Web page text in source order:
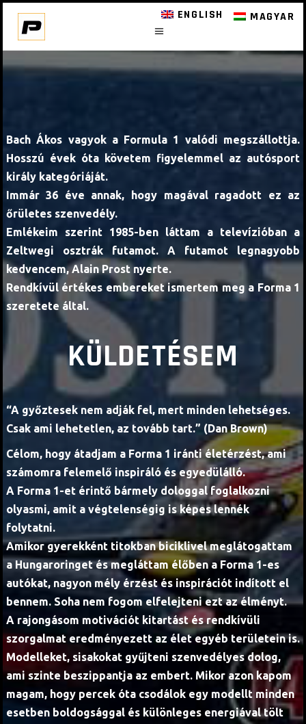
ENGLISH MAGYAR
Bach Ákos vagyok a Formula 1 valódi megszállottja.
Hosszú évek óta követem figyelemmel az autósport
király kategóriáját.
Immár 36 éve annak, hogy magával ragadott ez az
őrületes szenvedély.
Emlékeim szerint 1985-ben láttam a televízióban a
Zeltwegi osztrák futamot. A futamot legnagyobb
kedvencem, Alain Prost nyerte.
Rendkívül értékes embereket ismertem meg a Forma 1
szeretete által.
KÜLDETÉSEM
“A győztesek nem adják fel, mert minden lehetséges.
Csak ami lehetetlen, az tovább tart.” (Dan Brown)
Célom, hogy átadjam a Forma 1 iránti életérzést, ami
számomra felemelő inspiráló és egyedülálló.
A Forma 1-et érintő bármely dologgal foglalkozni
olyasmi, amit a végtelenségig is képes lennék
folytatni.
Amikor gyerekként titokban biciklivel meglátogattam
a Hungaroringet és megláttam élőben a Forma 1-es
autókat, nagyon mély érzést és inspirációt indított el
bennem. Soha nem fogom elfelejteni ezt az élményt.
A rajongásom motivációt kitartást és rendkívüli
szorgalmat eredményezett az élet egyéb területein is.
Modelleket, sisakokat gyűjteni szenvedélyes dolog,
ami szinte beszippantja az embert. Mikor azon kapom
magam, hogy percek óta csodálok egy modellt minden
esetben boldogsággal és különleges energiával tölt